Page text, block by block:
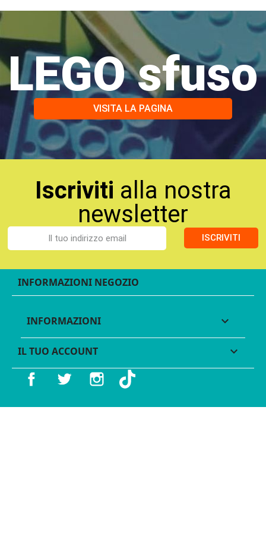
LEGO sfuso
VISITA LA PAGINA
Iscriviti alla nostra
newsletter
ISCRIVITI
INFORMAZIONI NEGOZIO
INFORMAZIONI 
IL TUO ACCOUNT 
Facebook Twitter Instagram